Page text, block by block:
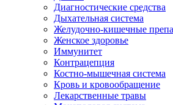
Диагностические средства
Дыхательная система
Желудочно-кишечные
Женское здоровье
Иммунитет
Контрацепция
Костно-мышечная система
Кровь и кровообращение
Лекарственные травы